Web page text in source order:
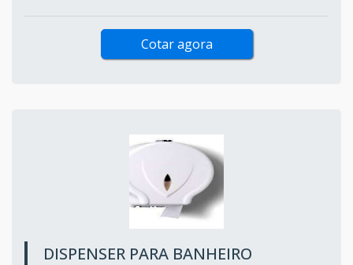
Cotar agora
DISPENSER PARA BANHEIRO